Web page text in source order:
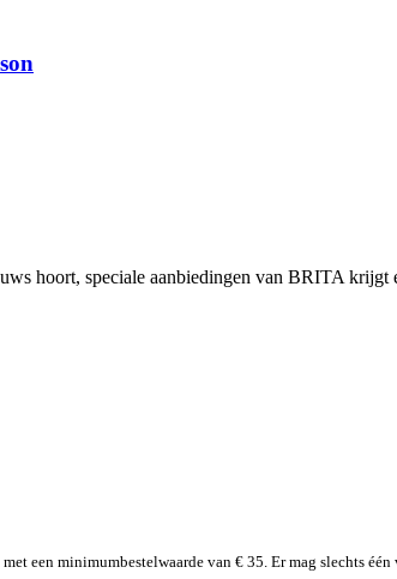
hoort, speciale aanbiedingen van BRITA krijgt
een minimumbestelwaarde van € 35. Er mag slechts één